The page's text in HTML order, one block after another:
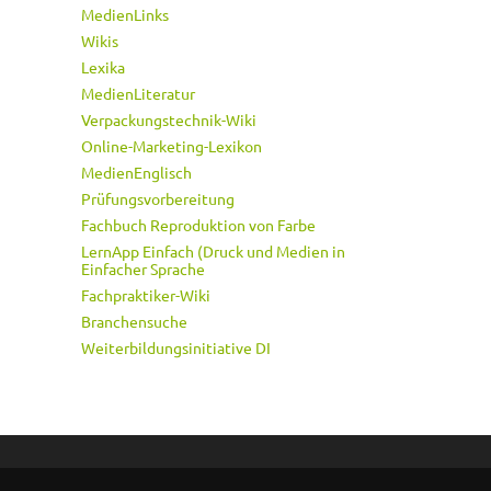
MedienLinks
Wikis
Lexika
MedienLiteratur
Verpackungstechnik-Wiki
Online-Marketing-Lexikon
MedienEnglisch
Prüfungsvorbereitung
Fachbuch Reproduktion von Farbe
LernApp Einfach (Druck und Medien in
Einfacher Sprache
Fachpraktiker-Wiki
Branchensuche
Weiterbildungsinitiative DI